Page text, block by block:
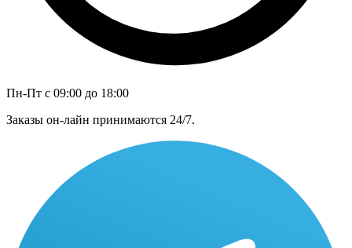
Пн-Пт с 09:00 до 18:00
Заказы он-лайн принимаются 24/7.